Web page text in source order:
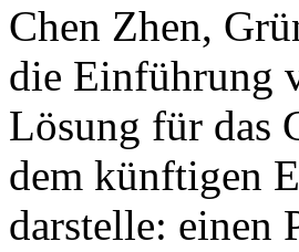
Chen Zhen,
die Einführung
Lösung für das
dem künftigen
darstelle: einen